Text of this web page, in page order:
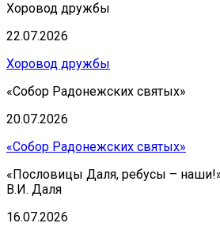
Хоровод дружбы
22.07.2026
Хоровод дружбы
«Собор Радонежских святых»
20.07.2026
«Собор Радонежских святых»
«Пословицы Даля, ребусы –
В.И. Даля
16.07.2026